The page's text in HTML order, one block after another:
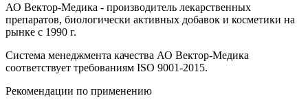
АО Вектор-Медика - производитель лекарственных
препаратов, биологически активных добавок и косметики на
рынке с 1990 г.
Система менеджмента качества АО Вектор-Медика
соответствует требованиям ISO 9001-2015.
Рекомендации по применению